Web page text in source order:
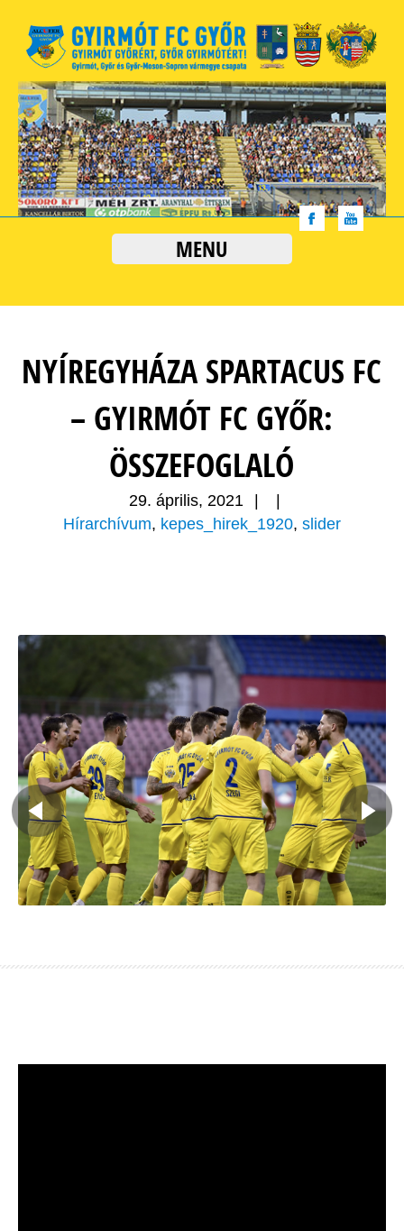
MENU
NYÍREGYHÁZA SPARTACUS FC
– GYIRMÓT FC GYŐR:
ÖSSZEFOGLALÓ
29. április, 2021
Hírarchívum, kepes_hirek_1920, slider